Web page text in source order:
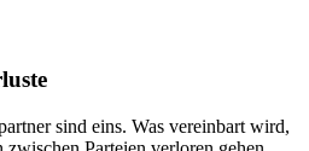
sind eins. Was vereinbart wird,